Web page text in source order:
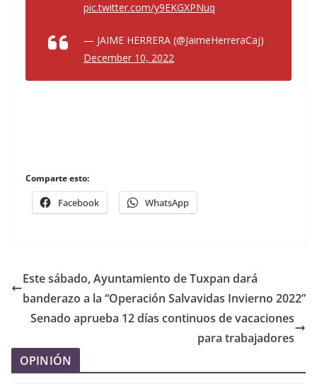
pic.twitter.com/y9EKGXPNuq
— JAIME HERRERA (@JaimeHerreraCaj)
December 10, 2022
Comparte esto:
Facebook WhatsApp
Este sábado, Ayuntamiento de Tuxpan dará
banderazo a la “Operación Salvavidas Invierno 2022”
Senado aprueba 12 días continuos de vacaciones
para trabajadores
OPINIÓN